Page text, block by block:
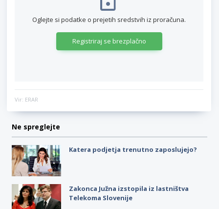
Oglejte si podatke o prejetih sredstvih iz proračuna.
Registriraj se brezplačno
Vir: ERAR
Ne spreglejte
Katera podjetja trenutno zaposlujejo?
Zakonca Južna izstopila iz lastništva
Telekoma Slovenije